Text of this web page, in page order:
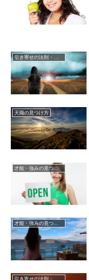
引き寄せの法則・潜在意識の活用
天職の見つけ方
才能・強みの見つけ方
才能・強みの見つけ方